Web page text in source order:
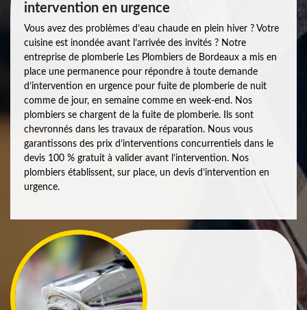
intervention en urgence
Vous avez des problèmes d’eau chaude en plein hiver ? Votre
cuisine est inondée avant l’arrivée des invités ? Notre
entreprise de plomberie Les Plombiers de Bordeaux a mis en
place une permanence pour répondre à toute demande
d’intervention en urgence pour fuite de plomberie de nuit
comme de jour, en semaine comme en week-end. Nos
plombiers se chargent de la fuite de plomberie. Ils sont
chevronnés dans les travaux de réparation. Nous vous
garantissons des prix d’interventions concurrentiels dans le
devis 100 % gratuit à valider avant l’intervention. Nos
plombiers établissent, sur place, un devis d’intervention en
urgence.